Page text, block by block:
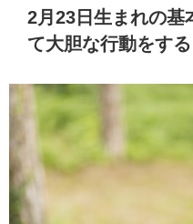
2月23日生まれの基
て大胆な行動をする